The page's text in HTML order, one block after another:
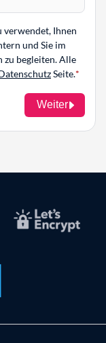
verwendet, Ihnen
und Sie im
zu begleiten. Alle
Seite.
Weiter